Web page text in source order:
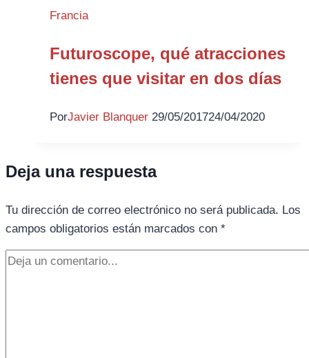
Francia
Futuroscope, qué atracciones
tienes que visitar en dos días
PorJavier Blanquer 29/05/201724/04/2020
Deja una respuesta
Tu dirección de correo electrónico no será publicada. Los
campos obligatorios están marcados con *